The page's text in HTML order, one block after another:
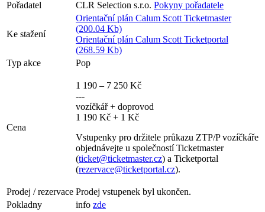
Pořadatel
CLR Selection s.r.o. Pokyny pořadatele
Ke stažení
Orientační plán Calum Scott Ticketmaster
(200.04 Kb)
Orientační plán Calum Scott Ticketportal
(268.59 Kb)
Typ akce
Pop
Cena
1 190 – 7 250 Kč
---
vozíčkář + doprovod
1 190 Kč + 1 Kč
Vstupenky pro držitele průkazu ZTP/P vozíčkáře
objednávejte u společností Ticketmaster
(ticket@ticketmaster.cz) a Ticketportal
(rezervace@ticketportal.cz).
Prodej / rezervace Prodej vstupenek byl ukončen.
Pokladny
info zde